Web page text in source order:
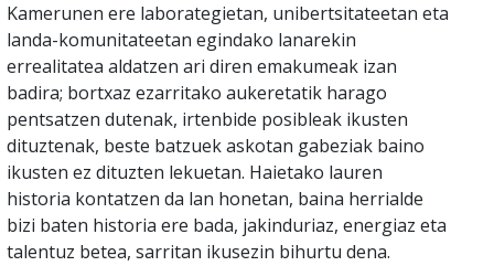
Kamerunen ere laborategietan, unibertsitateetan eta
landa-komunitateetan egindako lanarekin
errealitatea aldatzen ari diren emakumeak izan
badira; bortxaz ezarritako aukeretatik harago
pentsatzen dutenak, irtenbide posibleak ikusten
dituztenak, beste batzuek askotan gabeziak baino
ikusten ez dituzten lekuetan. Haietako lauren
historia kontatzen da lan honetan, baina herrialde
bizi baten historia ere bada, jakinduriaz, energiaz eta
talentuz betea, sarritan ikusezin bihurtu dena.